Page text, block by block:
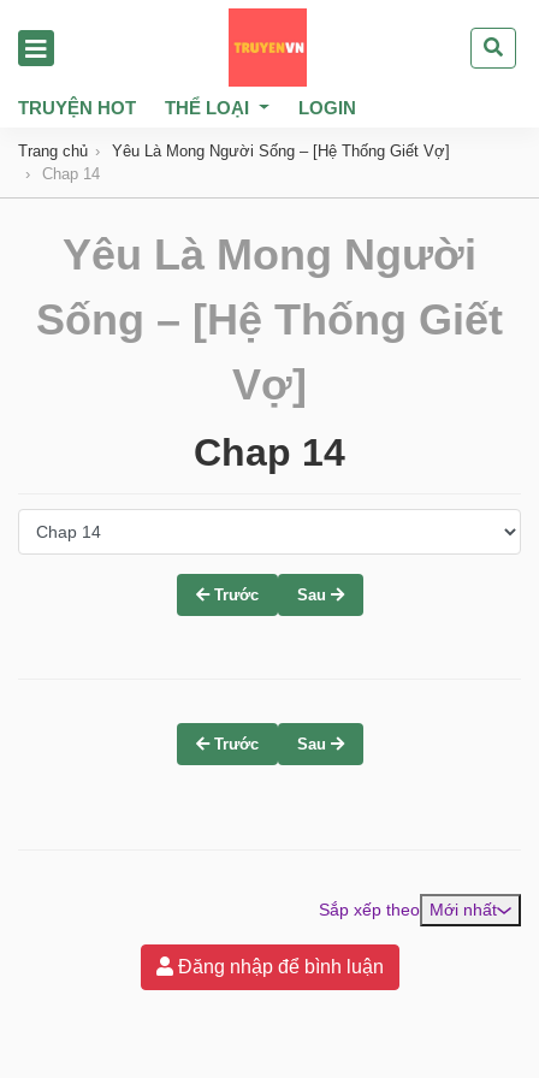
TRUYỆN HOT THỂ LOẠI LOGIN
Trang chủ
Yêu Là Mong Người Sống – [Hệ Thống Giết Vợ]
Chap 14
Yêu Là Mong Người
Sống – [Hệ Thống Giết
Vợ]
Chap 14
Trước Sau
Trước Sau
Sắp xếp theo Mới nhất
Đăng nhập để bình luận